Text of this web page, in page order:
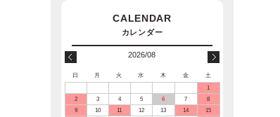
2026/08
日 月 火 水 木 金
土
1
2
3 4 5 6 7
8
9
10 11 12 13 14
15